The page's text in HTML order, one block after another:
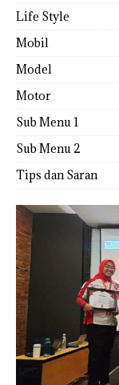
Life Style
Mobil
Model
Motor
Sub Menu 1
Sub Menu 2
Tips dan Saran